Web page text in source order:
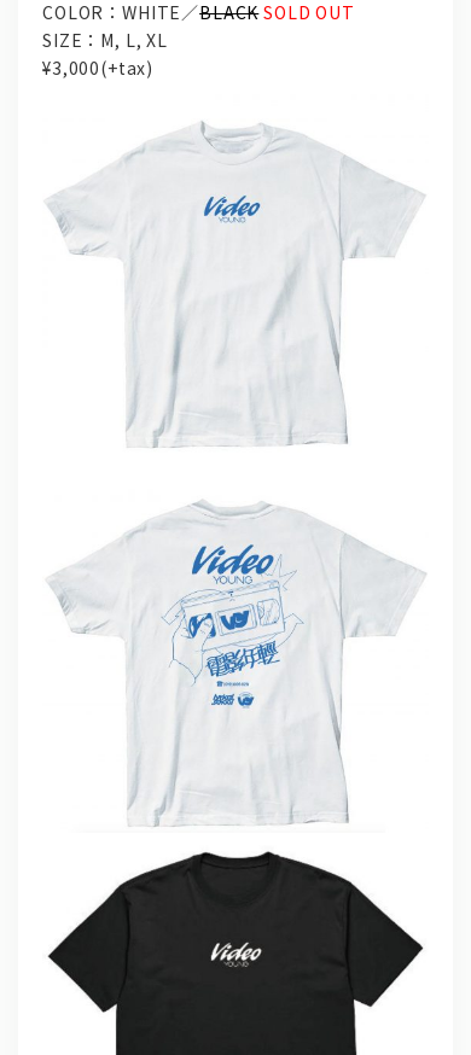
COLOR：WHITE／BLACKSOLD OUT
SIZE：M, L, XL
¥3,000(+tax)